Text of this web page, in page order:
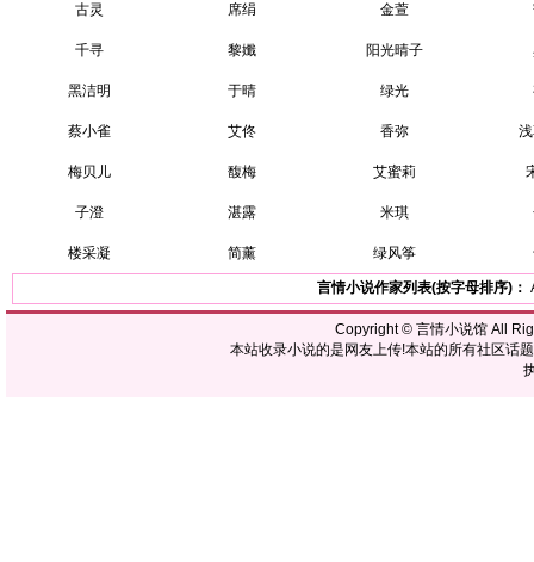
古灵 席绢 金萱
千寻 黎孅 阳光晴子
黑洁明 于晴 绿光
蔡小雀 艾佟 香弥
梅贝儿 馥梅 艾蜜莉
子澄 湛露 米琪
楼采凝 简薰 绿风筝
言情小说作家列表(按字母排序)：
Copyright © 言情小说馆All
本站收录小说的是网友上传!本站的所有社区话